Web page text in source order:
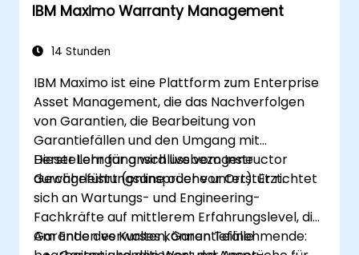
IBM Maximo Warranty Management
14 Stunden
IBM Maximo ist eine Plattform zum Enterprise
Asset Management, die das Nachverfolgen
von Garantien, die Bearbeitung von
Garantiefällen und den Umgang mit
Herstellern für anschlussbezogene
Gewährleistungsansprüche unterstützt.
Dieser Lehrgang wird live vom Instructor
durchgeführt (online oder vor Ort). Er richtet
sich an Wartungs- und Engineering-
Fachkräfte auf mittlerem Erfahrungslevel, die
Garantien verwalten, Garantiefälle
Am Ende des Kurses können Teilnehmende: